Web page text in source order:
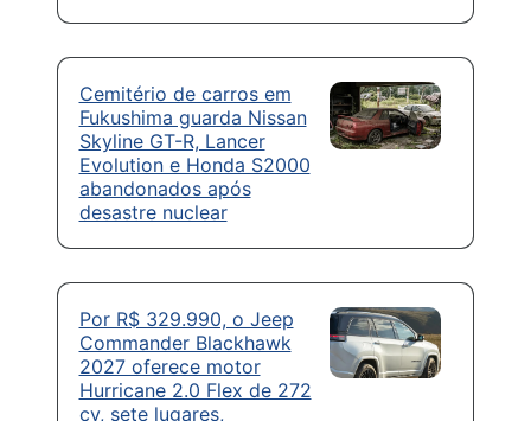
Cemitério de carros em
Fukushima guarda Nissan
Skyline GT-R, Lancer
Evolution e Honda S2000
abandonados após
desastre nuclear
Por R$ 329.990, o Jeep
Commander Blackhawk
2027 oferece motor
Hurricane 2.0 Flex de 272
cv, sete lugares,